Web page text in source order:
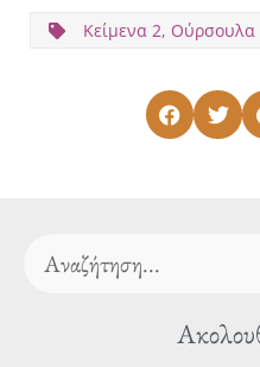
Κείμενα 2,
Search